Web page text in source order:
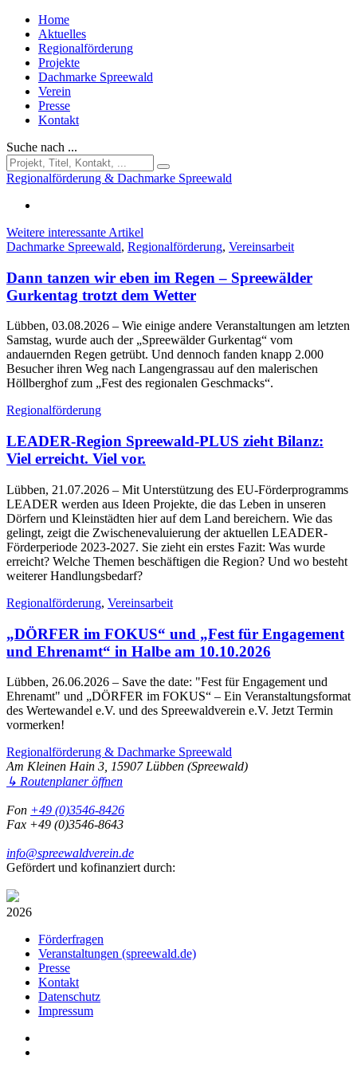
Home
Aktuelles
Regionalförderung
Projekte
Dachmarke Spreewald
Verein
Presse
Kontakt
Suche nach ...
Regionalförderung & Dachmarke Spreewald
Weitere interessante Artikel
Dachmarke Spreewald, Regionalförderung, Vereinsarbeit
Dann tanzen wir eben im Regen – Spreewälder
Gurkentag trotzt dem Wetter
Lübben, 03.08.2026 – Wie einige andere Veranstaltungen am letzten
Samstag, wurde auch der „Spreewälder Gurkentag“ vom
andauernden Regen getrübt. Und dennoch fanden knapp 2.000
Besucher ihren Weg nach Langengrassau auf den malerischen
Höllberghof zum „Fest des regionalen Geschmacks“.
Regionalförderung
LEADER-Region Spreewald-PLUS zieht Bilanz:
Viel erreicht. Viel vor.
Lübben, 21.07.2026 – Mit Unterstützung des EU-Förderprogramms
LEADER werden aus Ideen Projekte, die das Leben in unseren
Dörfern und Kleinstädten hier auf dem Land bereichern. Wie das
gelingt, zeigt die Zwischenevaluierung der aktuellen LEADER-
Förderperiode 2023-2027. Sie zieht ein erstes Fazit: Was wurde
erreicht? Welche Themen beschäftigen die Region? Und wo besteht
weiterer Handlungsbedarf?
Regionalförderung, Vereinsarbeit
„DÖRFER im FOKUS“ und „Fest für Engagement
und Ehrenamt“ in Halbe am 10.10.2026
Lübben, 26.06.2026 – Save the date: "Fest für Engagement und
Ehrenamt" und „DÖRFER im FOKUS“ – Ein Veranstaltungsformat
des Wertewandel e.V. und des Spreewaldverein e.V. Jetzt Termin
vormerken!
Regionalförderung & Dachmarke Spreewald
Am Kleinen Hain 3, 15907 Lübben (Spreewald)
↳ Routenplaner öffnen
Fon +49 (0)3546-8426
Fax +49 (0)3546-8643
info@spreewaldverein.de
Gefördert und kofinanziert durch:
2026
Förderfragen
Veranstaltungen (spreewald.de)
Presse
Kontakt
Datenschutz
Impressum